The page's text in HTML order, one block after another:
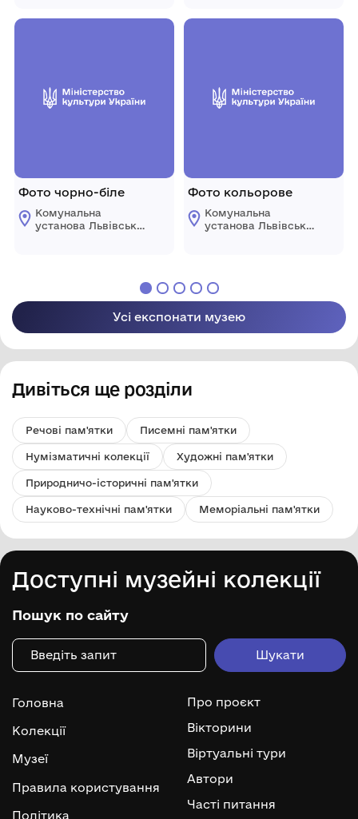
меморіальний музей
Фото чорно-біле
Комунальна
установа Львівської
Львові"
меморіальний музей
Фото кольорове
Комунальна
установа Львівської
Грушевського у
Львові"
Усі експонати музею
Дивіться ще розділи
Речові пам'ятки Писемні пам'ятки
Нумізматичні колекції Художні пам'ятки
Природничо-історичні пам'ятки
Науково-технічні пам'ятки Меморіальні пам'ятки
Доступні музейні колекції
Пошук по сайту
Головна
Колекції
Музеї
Правила користування
Політика
Про проєкт
Вікторини
Віртуальні тури
Автори
Часті питання